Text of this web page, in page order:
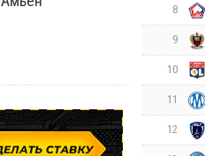
8
9
10
11
12